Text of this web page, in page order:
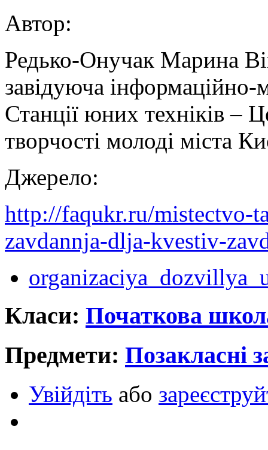
Автор:
Редько-Онучак Марина
завідуюча
Станції юних техніків –
творчості молоді міста
Джерело:
http://faqukr.ru/mistectvo-
zavdannja-dlja-kvestiv-
Класи: Початкова
Предмети: Позакласні
Увійдіть або